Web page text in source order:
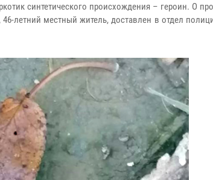
синтетического происхождения – героин. О
летний местный житель, доставлен в отдел